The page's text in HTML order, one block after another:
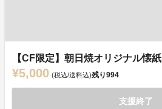
【CF限定】朝日焼オリジナル懐紙
¥5,000 (税込/送料込)残り994
支援終了